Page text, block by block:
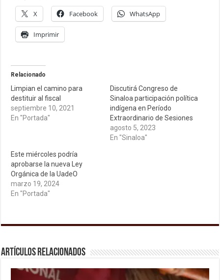
X Facebook WhatsApp
Imprimir
Relacionado
Limpian el camino para
destituir al fiscal
septiembre 10, 2021
En "Portada"
Discutirá Congreso de
Sinaloa participación política
indígena en Período
Extraordinario de Sesiones
agosto 5, 2023
En "Sinaloa"
Este miércoles podría
aprobarse la nueva Ley
Orgánica de la UadeO
marzo 19, 2024
En "Portada"
Artículos relacionados